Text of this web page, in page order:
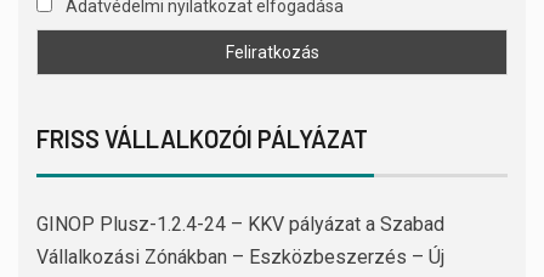
Adatvédelmi nyilatkozat elfogadása
FRISS VÁLLALKOZÓI PÁLYÁZAT
GINOP Plusz-1.2.4-24 – KKV pályázat a Szabad
Vállalkozási Zónákban – Eszközbeszerzés – Új